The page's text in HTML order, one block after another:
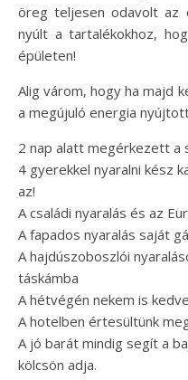
öreg teljesen odavolt az
nyúlt a tartalékokhoz,
épületen!
Alig várom, hogy ha majd
a megújuló energia
2 nap alatt megérkezett a
4 gyerekkel nyaralni kész
az!
A családi nyaralás és az
A fapados nyaralás saját
A hajdúszoboszlói
táskámba
A hétvégén nekem is
A hotelben értesültünk
A jó barát mindig segít a
kölcsön adja.